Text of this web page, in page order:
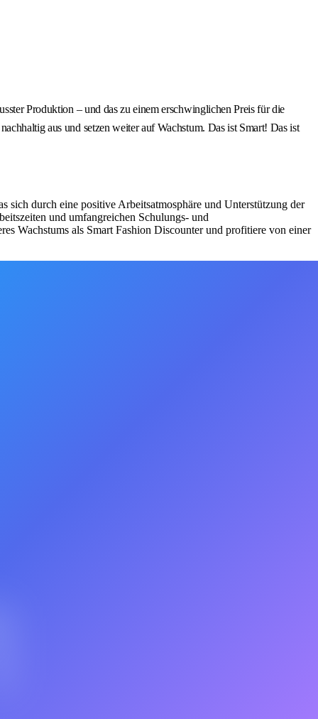
Produktion – und das zu einem erschwinglichen Preis für die
aus und setzen weiter auf Wachstum. Das ist Smart! Das ist
durch eine positive Arbeitsatmosphäre und Unterstützung der
und umfangreichen Schulungs- und
Wachstums als Smart Fashion Discounter und profitiere von einer